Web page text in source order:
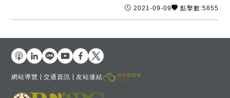
2021-09-09 點擊數:5855
網站導覽 交通資訊 友站連結